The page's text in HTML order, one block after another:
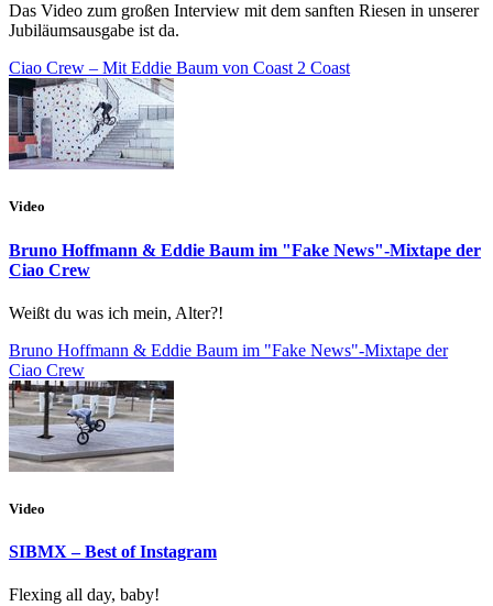
Das Video zum großen Interview mit dem sanften Riesen in unserer
Jubiläumsausgabe ist da.
Ciao Crew – Mit Eddie Baum von Coast 2 Coast
Video
Bruno Hoffmann & Eddie Baum im "Fake News"-Mixtape der
Ciao Crew
Weißt du was ich mein, Alter?!
Bruno Hoffmann & Eddie Baum im "Fake News"-Mixtape der
Ciao Crew
Video
SIBMX – Best of Instagram
Flexing all day, baby!